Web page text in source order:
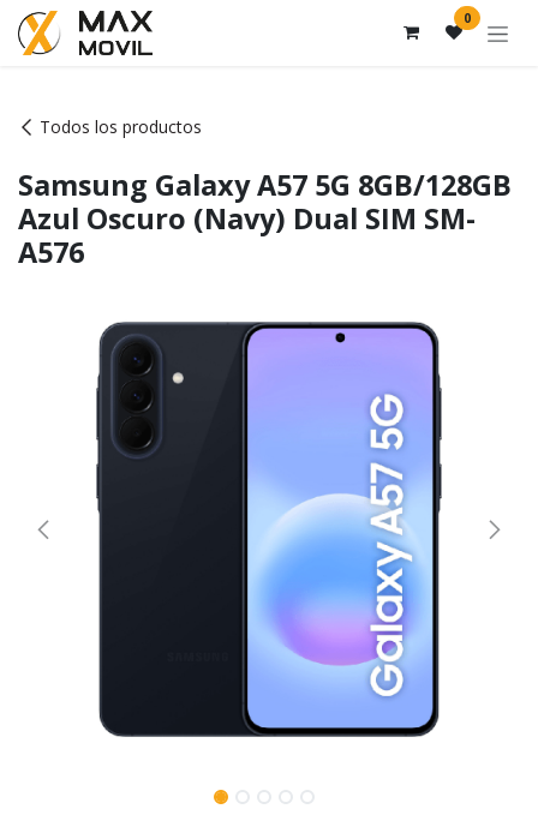
Ir al contenido 0
Todos los productos
Samsung Galaxy A57 5G 8GB/128GB
Azul Oscuro (Navy) Dual SIM SM-
A576